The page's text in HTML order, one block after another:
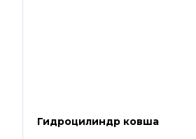
Гидроцилиндр ковша